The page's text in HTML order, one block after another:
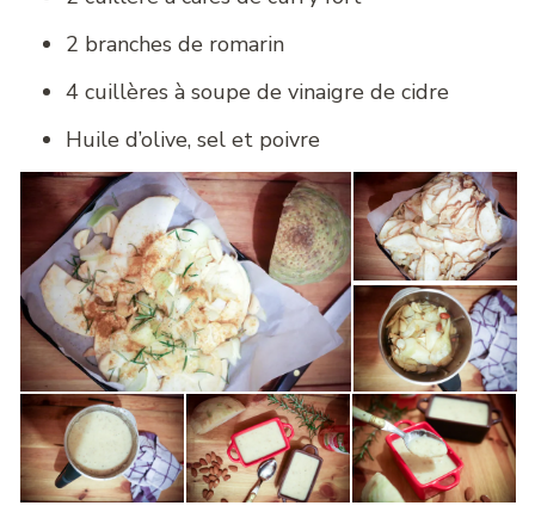
2 branches de romarin
4 cuillères à soupe de vinaigre de cidre
Huile d’olive, sel et poivre